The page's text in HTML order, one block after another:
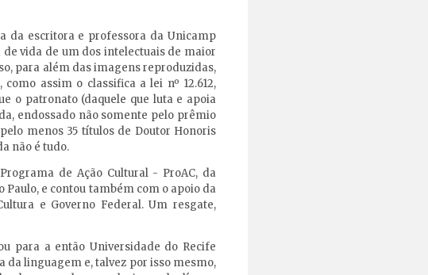
da escritora e professora da Unicamp
vida de um dos intelectuais de maior
para além das imagens reproduzidas,
assim o classifica a lei nº 12.612,
o patronato (daquele que luta e apoia
endossado não somente pelo prêmio
menos 35 títulos de Doutor Honoris
não é tudo.
de Ação Cultural - ProAC, da
Paulo, e contou também com o apoio da
e Governo Federal. Um resgate,
para a então Universidade do Recife
da linguagem e, talvez por isso mesmo,